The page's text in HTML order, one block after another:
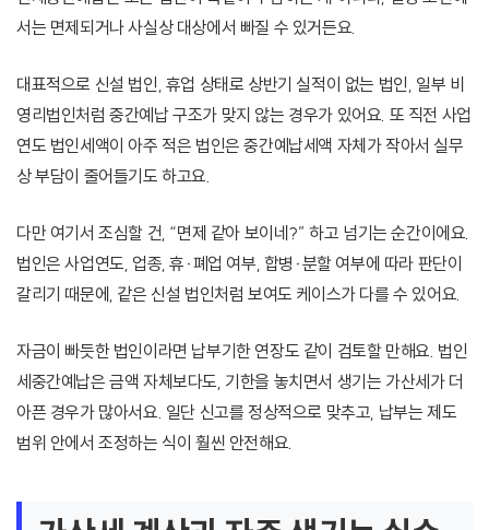
서는 면제되거나 사실상 대상에서 빠질 수 있거든요.
대표적으로 신설 법인, 휴업 상태로 상반기 실적이 없는 법인, 일부 비
영리법인처럼 중간예납 구조가 맞지 않는 경우가 있어요. 또 직전 사업
연도 법인세액이 아주 적은 법인은 중간예납세액 자체가 작아서 실무
상 부담이 줄어들기도 하고요.
다만 여기서 조심할 건, “면제 같아 보이네?” 하고 넘기는 순간이에요.
법인은 사업연도, 업종, 휴·폐업 여부, 합병·분할 여부에 따라 판단이
갈리기 때문에, 같은 신설 법인처럼 보여도 케이스가 다를 수 있어요.
자금이 빠듯한 법인이라면 납부기한 연장도 같이 검토할 만해요. 법인
세중간예납은 금액 자체보다도, 기한을 놓치면서 생기는 가산세가 더
아픈 경우가 많아서요. 일단 신고를 정상적으로 맞추고, 납부는 제도
범위 안에서 조정하는 식이 훨씬 안전해요.